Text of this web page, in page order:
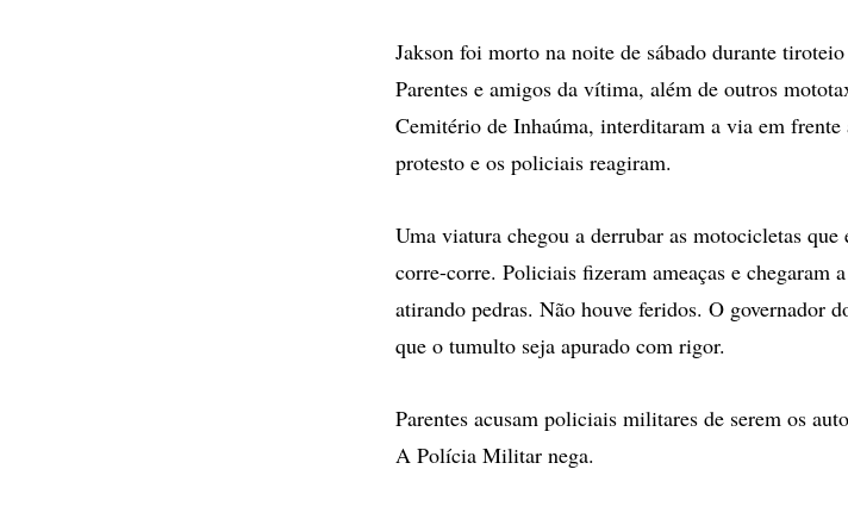
Jakson foi morto na noite de sábado durante
Parentes e amigos da vítima, além de outros
Cemitério de Inhaúma, interditaram a via em
protesto e os policiais reagiram.
Uma viatura chegou a derrubar as motocicletas
corre-corre. Policiais fizeram ameaças e chegaram
atirando pedras. Não houve feridos. O governador
que o tumulto seja apurado com rigor.
Parentes acusam policiais militares de serem os
A Polícia Militar nega.